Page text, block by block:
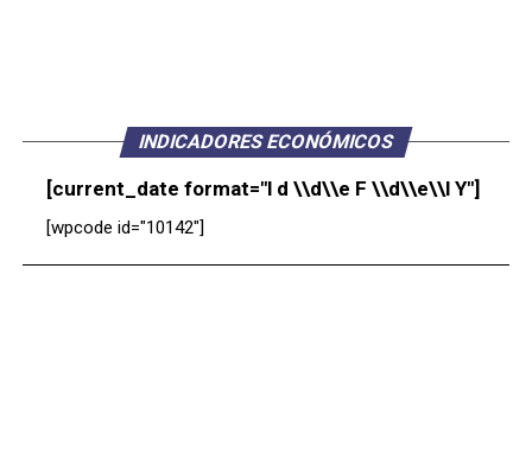
INDICADORES ECONÓMICOS
[current_date format="l d \\d\\e F \\d\\e\\l Y"]
[wpcode id="10142"]